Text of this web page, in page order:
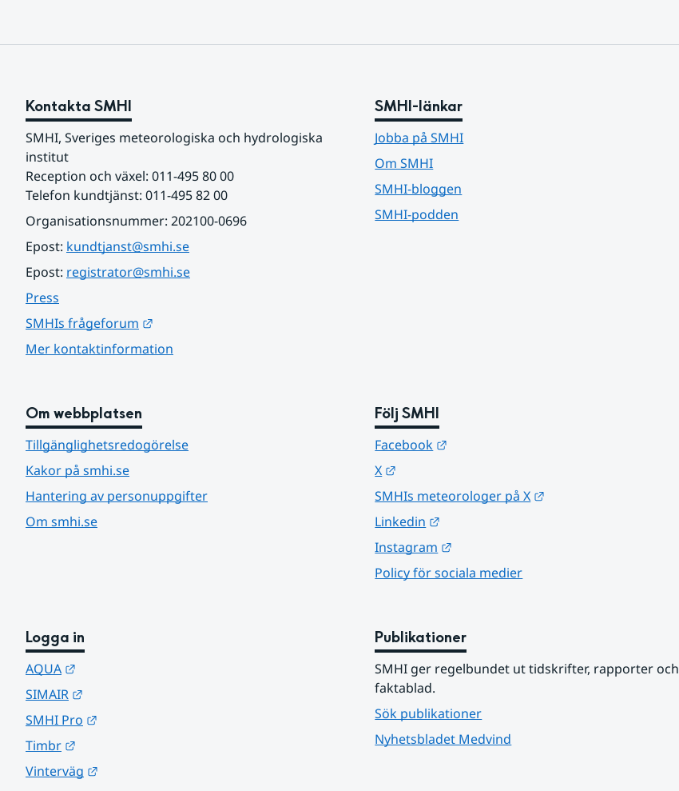
Kontakta SMHI
SMHI, Sveriges meteorologiska och hydrologiska
institut
Reception och växel: 011-495 80 00
Telefon kundtjänst: 011-495 82 00
Organisationsnummer: 202100-0696
Epost: kundtjanst@smhi.se
Epost: registrator@smhi.se
Press
SMHIs frågeforum
Mer kontaktinformation
SMHI-länkar
Jobba på SMHI
Om SMHI
SMHI-bloggen
SMHI-podden
Om webbplatsen
Tillgänglighetsredogörelse
Kakor på smhi.se
Hantering av personuppgifter
Om smhi.se
Följ SMHI
Facebook
X
SMHIs meteorologer på X
Linkedin
Instagram
Policy för sociala medier
Logga in
AQUA
SIMAIR
SMHI Pro
Timbr
Vinterväg
Publikationer
SMHI ger regelbundet ut tidskrifter, rapporter och
faktablad.
Sök publikationer
Nyhetsbladet Medvind